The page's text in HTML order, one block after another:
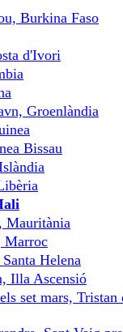
Burkina Faso
d'Ivori
Groenlàndia
Bissau
Mauritània
Marroc
Helena
Illa Ascensió
set mars, Tristan